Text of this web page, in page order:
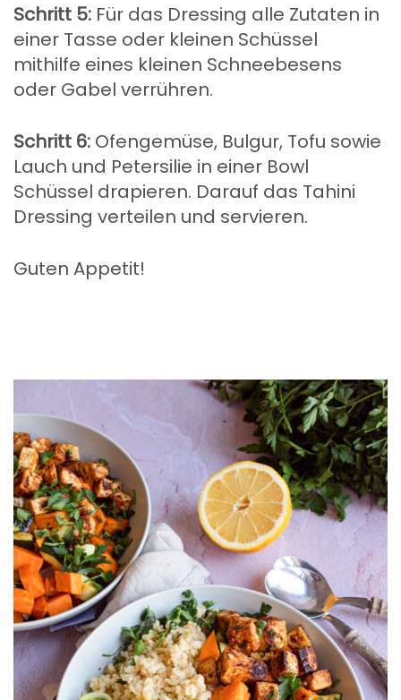
Schritt 5: Für das Dressing alle Zutaten in
einer Tasse oder kleinen Schüssel
mithilfe eines kleinen Schneebesens
oder Gabel verrühren.
Schritt 6: Ofengemüse, Bulgur, Tofu sowie
Lauch und Petersilie in einer Bowl
Schüssel drapieren. Darauf das Tahini
Dressing verteilen und servieren.
Guten Appetit!